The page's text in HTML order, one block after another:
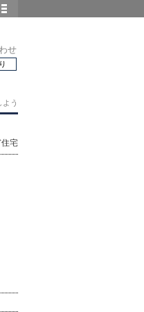
せ
よう
住宅